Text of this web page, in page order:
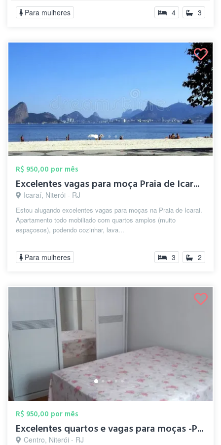
Para mulheres 4 3
R$ 950,00 por mês
Excelentes vagas para moça Praia de Icar...
Icaraí, Niterói - RJ
Estou alugando excelentes vagas para moças na Praia de Icarai.
Apartamento todo mobiliado com quartos amplos (muito
espaçosos), podendo cozinhar, lava...
Para mulheres 3 2
R$ 950,00 por mês
Excelentes quartos e vagas para moças -P...
Centro, Niterói - RJ